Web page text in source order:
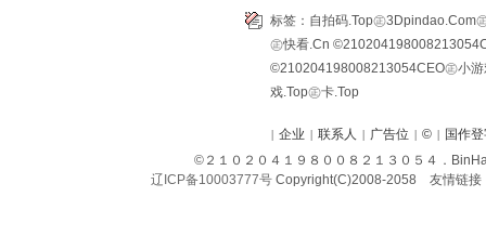
标签： 自拍码.Top㊣3Dpindao.Com
㊣快看.Cn
©210204198008213054CEO㊣小游
戏.Top㊣卡.Top
| 企业 | 联系人 | 广告位 | © | 国作
© ２１０２０４１９８００８２１３０５４．
辽ICP备10003777号Copyright(C)2008-2058 友情链